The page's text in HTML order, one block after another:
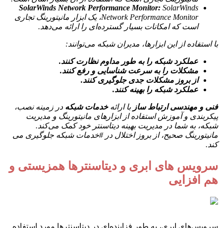
SolarWinds Network Performance Monitor: SolarWinds
Network Performance Monitor، یک ابزار مانیتورینگ تجاری
است که امکانات بسیار گسترده‌ای را ارائه می‌دهد.
با استفاده از این ابزارها، مدیران شبکه می‌توانند:
عملکرد شبکه را به طور مداوم نظارت کنند.
مشکلات را به سرعت شناسایی و رفع کنند.
از بروز مشکلات جدی جلوگیری کنند.
عملکرد شبکه را بهینه کنند.
فنی و مهندسی ارتباط ساز با ارائهخدمات شبکه در زمینه نصب،
پیکربندی و آموزش استفاده از ابزارهای مانیتورینگ و مدیریت
شبکه، به شما در مدیریت بهینه دیتاسنتر خود کمک می‌کند.
مانیتورینگ صحیح، از بروز اختلال در #خدمات شبکه جلوگیری می
کند.
سرویس های ابری و دیتاسنترها همزیستی و
هم افزایی
سرویس‌های ابری، به طور فزاینده‌ای در دیتاسنترها مورد استفاده